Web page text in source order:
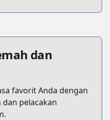
dan
favorit Anda dengan
pelacakan